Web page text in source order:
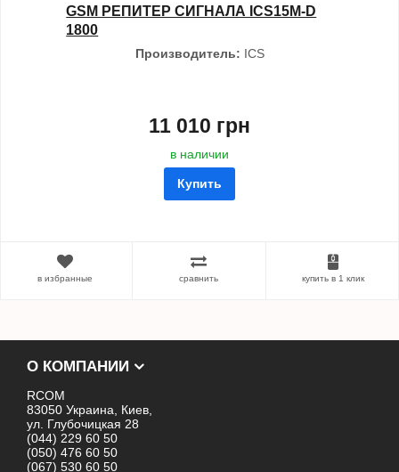
GSM РЕПИТЕР СИГНАЛА ICS15M-D
1800
Производитель: ICS
11 010 грн
в наличии
Купить
в избранные сравнить купить в 1 клик
О КОМПАНИИ
RCOM
83050 Украина, Киев,
ул. Глубочицкая 28
(044) 229 60 50
(050) 476 60 50
(067) 530 60 50